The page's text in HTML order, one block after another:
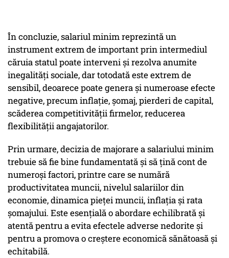
În concluzie, salariul minim reprezintă un
instrument extrem de important prin intermediul
căruia statul poate interveni și rezolva anumite
inegalități sociale, dar totodată este extrem de
sensibil, deoarece poate genera și numeroase efecte
negative, precum inflație, șomaj, pierderi de capital,
scăderea competitivității firmelor, reducerea
flexibilității angajatorilor.
Prin urmare, decizia de majorare a salariului minim
trebuie să fie bine fundamentată şi să țină cont de
numeroși factori, printre care se numără
productivitatea muncii, nivelul salariilor din
economie, dinamica pieței muncii, inflația și rata
șomajului. Este esențială o abordare echilibrată și
atentă pentru a evita efectele adverse nedorite și
pentru a promova o creștere economică sănătoasă și
echitabilă.